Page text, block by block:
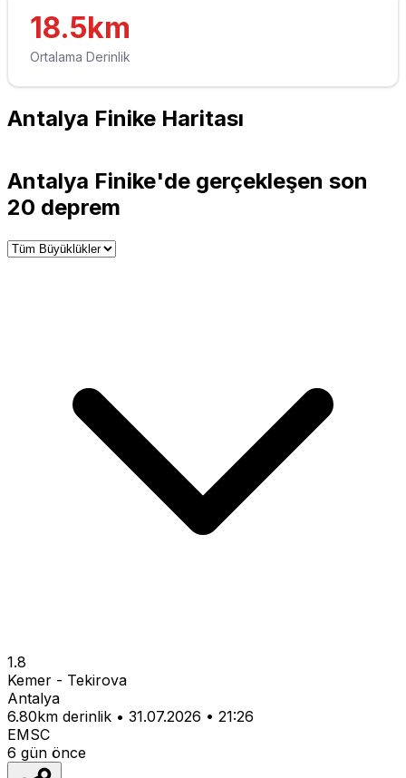
18.5km
Ortalama Derinlik
Antalya Finike Haritası
+
−
Antalya Finike'de gerçekleşen son
20 deprem
1.8
Kemer - Tekirova
Antalya
6.80km derinlik • 31.07.2026 • 21:26
EMSC
6 gün önce